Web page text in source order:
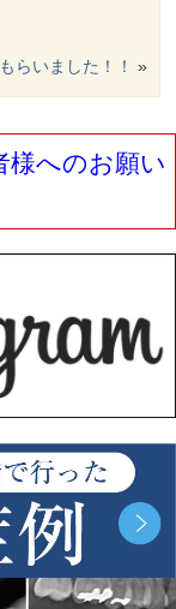
らいました！！
»
様へのお願い